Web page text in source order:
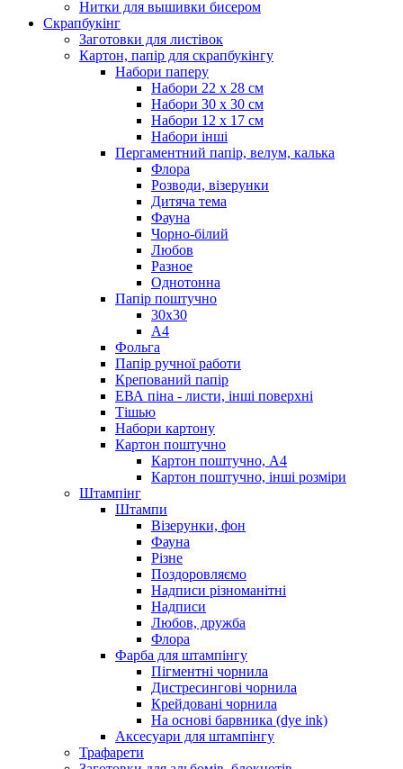
Нитки для вышивки бисером
Скрапбукінг
Заготовки для листівок
Картон, папір для скрапбукінгу
Набори паперу
Набори 22 х 28 см
Набори 30 х 30 см
Набори 12 х 17 см
Набори інші
Пергаментний папір, велум, калька
Флора
Розводи, візерунки
Дитяча тема
Фауна
Чорно-білий
Любов
Разное
Однотонна
Папір поштучно
30х30
А4
Фольга
Папір ручної работи
Крепований папір
ЕВА піна - листи, інші поверхні
Тішью
Набори картону
Картон поштучно
Картон поштучно, А4
Картон поштучно, інші розміри
Штампінг
Штампи
Візерунки, фон
Фауна
Різне
Поздоровляємо
Надписи різноманітні
Надписи
Любов, дружба
Флора
Фарба для штампінгу
Пігментні чорнила
Дистресингові чорнила
Крейдовані чорнила
На основі барвника (dye ink)
Аксесуари для штампінгу
Трафарети